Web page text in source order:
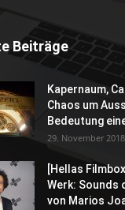
Beiträge
Kapernaum,
Chaos um
Bedeutung
29. November 2018
[Hellas
Werk: Sounds
von Marios